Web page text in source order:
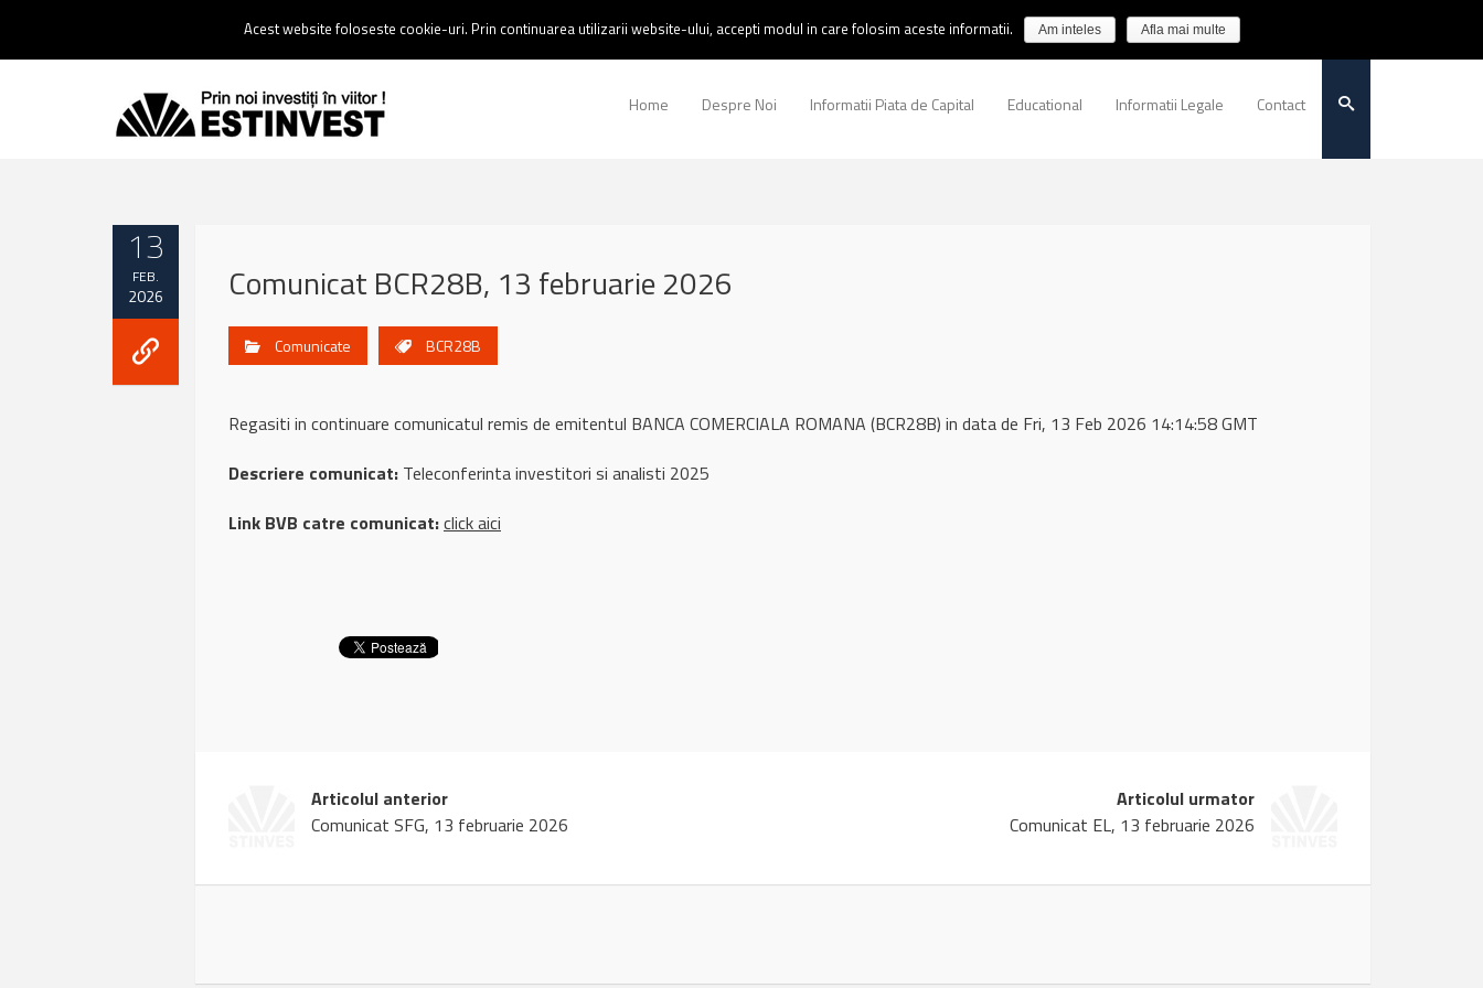
0237 238 900 |Email :contact@estinvest.ro
Home Despre Noi Informatii Piata de Capital Educational Informatii Legale Contact
13
FEB.
2026 Comunicat BCR28B, 13 februarie 2026
Comunicate BCR28B
Regasiti in continuare comunicatul remis de emitentul BANCA COMERCIALA ROMANA (BCR28B) in data de Fri, 13 Feb 2026 14:14:58 GMT
Descriere comunicat: Teleconferinta investitori si analisti 2025
Link BVB catre comunicat:click aici
Articolul anterior
Comunicat SFG, 13 februarie 2026
Articolul urmator
Comunicat EL, 13 februarie 2026
Acest website foloseste cookie-uri. Prin continuarea utilizarii website-ului, accepti modul in care folosim aceste informatii. Am inteles Afla mai multe